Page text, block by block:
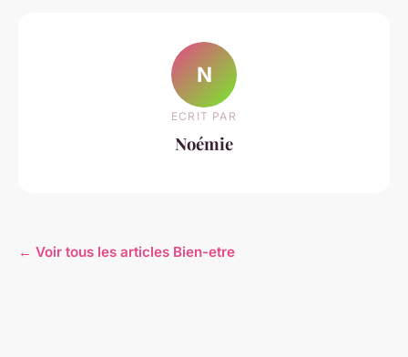
N
ECRIT PAR
Noémie
← Voir tous les articles Bien-etre